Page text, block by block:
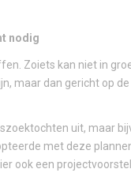
nodig
Zoiets kan niet in
maar dan gericht op de
uit, maar
met deze
ook een